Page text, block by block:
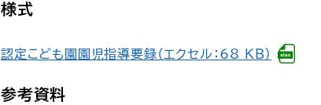
様式
認定こども園園児指導要録（エクセル：68 KB）
参考資料